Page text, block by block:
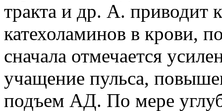
тракта и др. А.
катехоламинов в крови,
сначала отмечается
учащение пульса,
подъем АД. По мере